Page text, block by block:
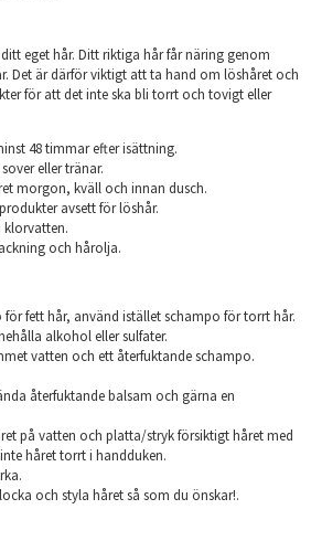
eget hår. Ditt riktiga hår får näring genom
Det är därför viktigt att ta hand om löshåret och
för att det inte ska bli torrt och tovigt eller
48 timmar efter isättning.
eller tränar.
morgon, kväll och innan dusch.
avsett för löshår.
klorvatten.
och hårolja.
fett hår, använd istället schampo för torrt hår.
alkohol eller sulfater.
vatten och ett återfuktande schampo.
återfuktande balsam och gärna en
på vatten och platta/stryk försiktigt håret med
håret torrt i handduken.
och styla håret så som du önskar!.